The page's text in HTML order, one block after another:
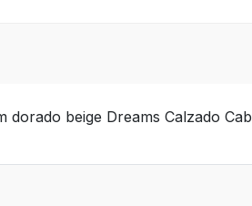
dorado beige Dreams Calzado